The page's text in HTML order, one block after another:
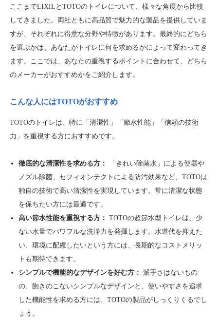
ここまでLIXILとTOTOのトイレについて、様々な角度から比較
してきました。両社ともに高品質で魅力的な製品を提供していま
すが、それぞれに得意な分野や特徴があります。最終的にどちら
を選ぶかは、あなたがトイレに何を求めるかによって変わってき
ます。ここでは、あなたの重視するポイントに合わせて、どちら
のメーカーがおすすめかをご紹介します。
こんな人にはTOTOがおすすめ
TOTOのトイレは、特に「清潔性」「節水性能」「信頼の技術
力」を重視する方におすすめです。
徹底的な清潔性を求める方：
「きれい除菌水」による便器や
ノズル除菌、セフィオンテクトによる防汚効果など、TOTOは
独自の技術で高い清潔性を実現しています。常に清潔な状態
を保ちたい方には最適です。
高い節水性能を重視する方： TOTOの超節水型トイレは、少
ない水量でパワフルな洗浄力を発揮します。水道代を抑えた
い、環境に配慮したいという方には、長期的なコストメリッ
トも期待できます。
シンプルで機能的なデザインを好む方： 派手さはないもの
の、飽きのこないシンプルなデザインと、使いやすさを追求
した機能性を求める方には、TOTOの製品がしっくりくるでし
ょう。